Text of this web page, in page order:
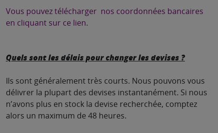
Vous pouvez télécharger nos coordonnées bancaires
en cliquant sur ce lien.
Quels sont les délais pour changer les devises ?
Ils sont généralement très courts. Nous pouvons vous
délivrer la plupart des devises instantanément. Si nous
n’avons plus en stock la devise recherchée, comptez
alors un maximum de 48 heures.